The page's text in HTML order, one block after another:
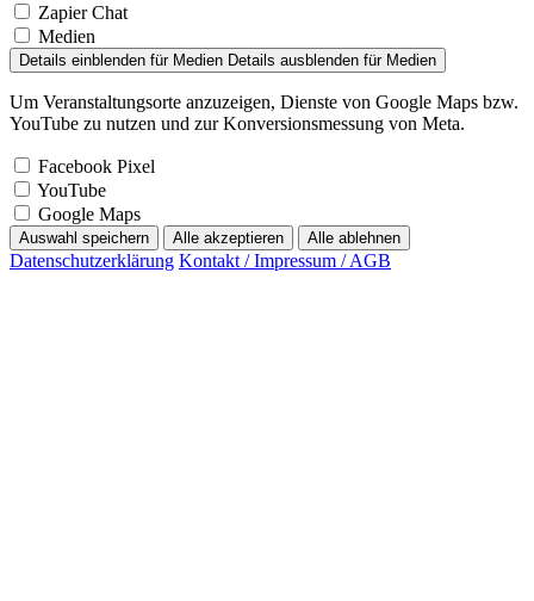
Zapier Chat
Medien
Details einblenden für Medien Details ausblenden für Medien
Um Veranstaltungsorte anzuzeigen, Dienste von Google Maps bzw.
YouTube zu nutzen und zur Konversionsmessung von Meta.
Facebook Pixel
YouTube
Google Maps
Auswahl speichern Alle akzeptieren Alle ablehnen
Datenschutzerklärung Kontakt / Impressum / AGB